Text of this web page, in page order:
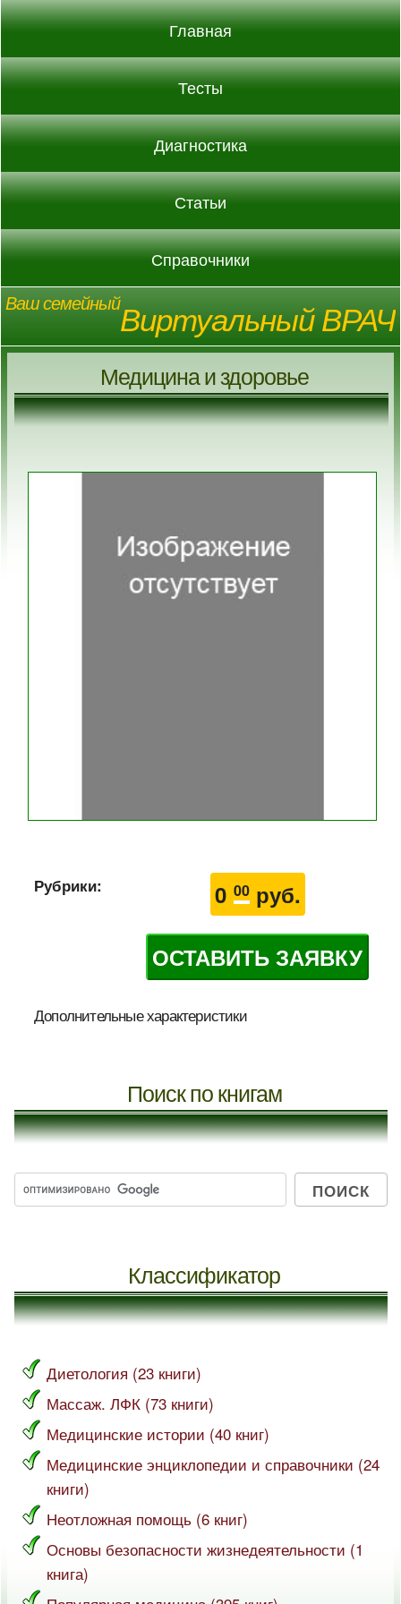
Главная
Тесты
Диагностика
Статьи
Справочники
Ваш семейныйВиртуальный ВРАЧ
Медицина и здоровье
0 00руб.
ОСТАВИТЬ ЗАЯВКУ
Рубрики:
Дополнительные характеристики
Поиск по книгам
Классификатор
Диетология (23 книги)
Массаж. ЛФК (73 книги)
Медицинские истории (40 книг)
Медицинские энциклопедии и справочники (24
книги)
Неотложная помощь (6 книг)
Основы безопасности жизнедеятельности (1
книга)